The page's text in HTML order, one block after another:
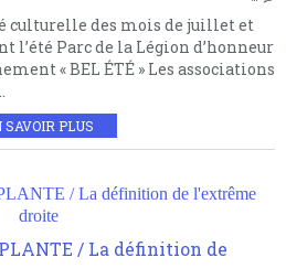
culturelle des mois de juillet et
l’été Parc de la Légion d’honneur
« BEL ÉTÉ » Les associations
SAVOIR PLUS
/ La définition de l'extrême
droite